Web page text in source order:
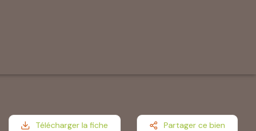
Télécharger la fiche Partager ce bien